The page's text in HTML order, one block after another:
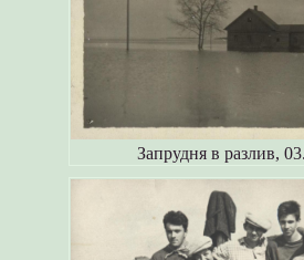
Запрудня в разлив,